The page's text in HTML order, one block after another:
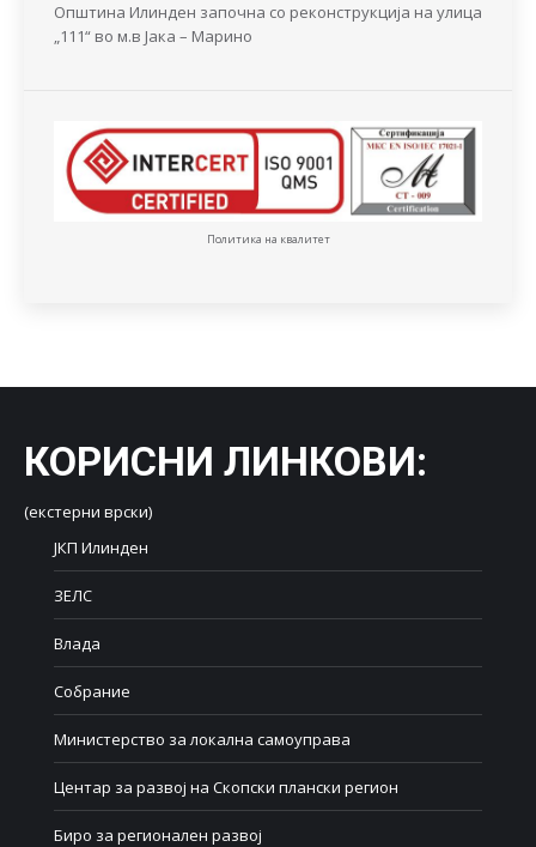
Општина Илинден започна со реконструкција на улица
„111“ во м.в Јака – Марино
Политика на квалитет
КОРИСНИ ЛИНКОВИ:
(екстерни врски)
ЈКП Илинден
ЗЕЛС
Влада
Собрание
Министерство за локална самоуправа
Центар за развој на Скопски плански регион
Биро за регионален развој